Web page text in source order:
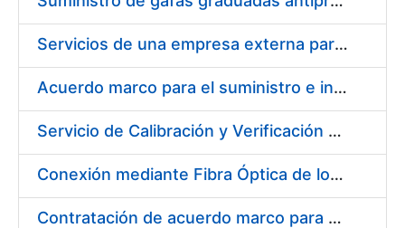
Servicios de una empresa externa para el asesoramiento y resolución de los recursos de alzada que se presentan relacionados con procesos de selección para la FNMT-RCM
Acuerdo marco para el suministro e instalación de persianas, estores y otros complementos
Servicio de Calibración y Verificación Externa de los Equipos de Medición del Servicio de Prevención de la FNMT-RCM
Conexión mediante Fibra Óptica de los Centros de Proceso de Datos (CPDs) de las sedes de la FNMT-RCM de Burgos y Madrid
Contratación de acuerdo marco para el Suministro de Material de Electricidad para la Fábrica Nacional de Moneda y Timbre-Real Casa de la Moneda en su centro de trabajo de Burgos